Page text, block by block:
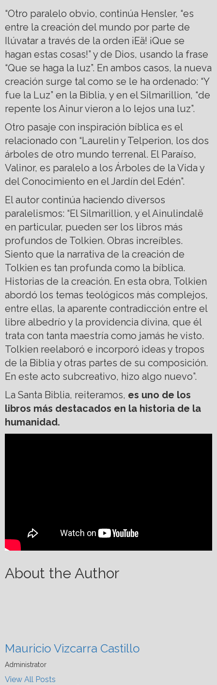
“Otro paralelo obvio, continúa Hensler, “es
entre la creación del mundo por parte de
Ilúvatar a través de la orden ¡Eä! ¡Que se
hagan estas cosas!” y de Dios, usando la frase
“Que se haga la luz”. En ambos casos, la nueva
creación surge tal como se le ha ordenado: “Y
fue la Luz” en la Biblia, y en el Silmarillion, “de
repente los Ainur vieron a lo lejos una luz”.
Otro pasaje con inspiración bíblica es el
relacionado con “Laurelin y Telperion, los dos
árboles de otro mundo terrenal. El Paraíso,
Valinor, es paralelo a los Árboles de la Vida y
del Conocimiento en el Jardín del Edén”.
El autor continúa haciendo diversos
paralelismos: “El Silmarillion, y el Ainulindalë
en particular, pueden ser los libros más
profundos de Tolkien. Obras increíbles.
Siento que la narrativa de la creación de
Tolkien es tan profunda como la bíblica.
Historias de la creación. En esta obra, Tolkien
abordó los temas teológicos más complejos,
entre ellas, la aparente contradicción entre el
libre albedrío y la providencia divina, que él
trata con tanta maestría como jamás he visto.
Tolkien reelaboró e incorporó ideas y tropos
de la Biblia y otras partes de su composición.
En este acto subcreativo, hizo algo nuevo”.
La Santa Biblia, reiteramos, es uno de los
libros más destacados en la historia de la
humanidad.
About the Author
Mauricio Vizcarra Castillo
Administrator
View All Posts